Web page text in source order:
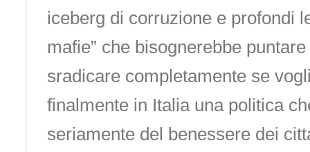
iceberg di corruzione e profondi
mafie” che bisognerebbe
sradicare completamente se
finalmente in Italia una politica
seriamente del benessere dei